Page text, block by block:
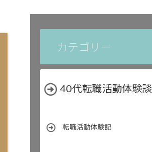
カテゴリー
40代転職活動体験談
転職活動体験記